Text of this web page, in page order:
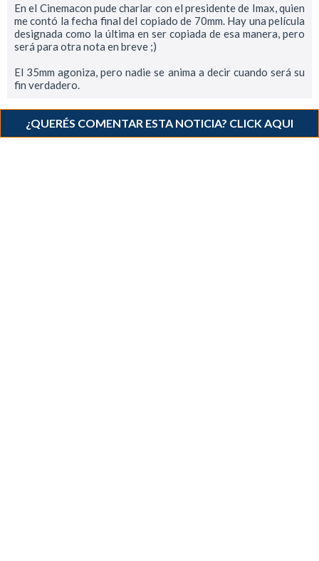
En el Cinemacon pude charlar con el presidente de Imax, quien
me contó la fecha final del copiado de 70mm. Hay una película
designada como la última en ser copiada de esa manera, pero
será para otra nota en breve ;)
El 35mm agoniza, pero nadie se anima a decir cuando será su
fin verdadero.
¿QUERÉS COMENTAR ESTA NOTICIA? CLICK AQUI